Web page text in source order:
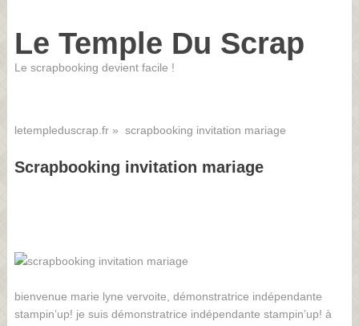
Le Temple Du Scrap
Le scrapbooking devient facile !
letempleduscrap.fr» scrapbooking invitation mariage
Scrapbooking invitation mariage
bienvenue marie lyne vervoite, démonstratrice indépendante
stampin’up! je suis démonstratrice indépendante stampin’up! à